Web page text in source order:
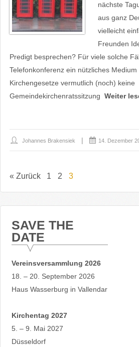
nächste
aus ganz
vielleicht
Freunden
Predigt besprechen? Für viele solche
Telefonkonferenz ein nützliches
Kirchengesetze vermutlich (noch) keine
Gemeindekirchenratssitzung Weiter
Johannes Brakensiek 14. Dezember
« Zurück 1 2 3
SAVE THE
DATE
Vereinsversammlung 2026
18. – 20. September 2026
Haus Wasserburg in Vallendar
Kirchentag 2027
5. – 9. Mai 2027
Düsseldorf